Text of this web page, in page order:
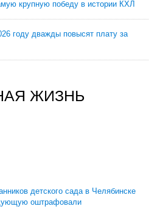
крупную победу в истории КХЛ
году дважды повысят плату за
ЖИЗНЬ
детского сада в Челябинске
оштрафовали